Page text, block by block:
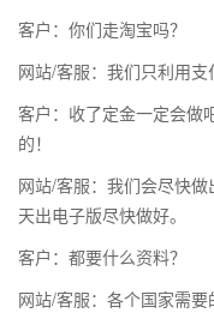
客户：你们走淘宝吗？
网站/客服：我们只利用支
客户：收了定金一定会做
的！
网站/客服：我们会尽快
天出电子版尽快做好。
客户：都要什么资料？
网站/客服：各个国家需要